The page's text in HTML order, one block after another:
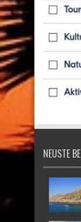
NEUSTE